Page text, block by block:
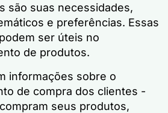
são suas necessidades,
e preferências. Essas
ser úteis no
de produtos.
informações sobre o
de compra dos clientes -
seus produtos,